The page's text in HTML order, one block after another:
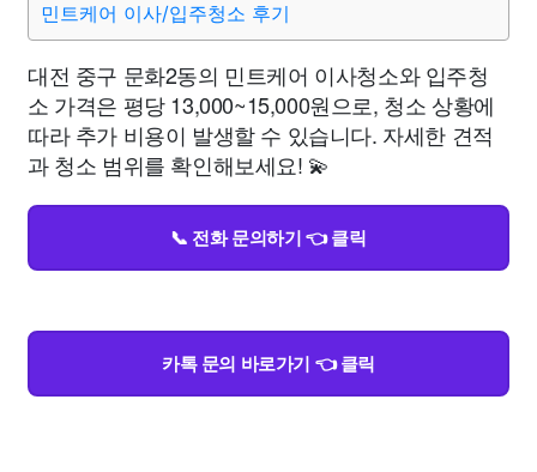
민트케어 이사/입주청소 후기
대전 중구 문화2동의 민트케어 이사청소와 입주청
소 가격은 평당 13,000~15,000원으로, 청소 상황에
따라 추가 비용이 발생할 수 있습니다. 자세한 견적
과 청소 범위를 확인해보세요! 💫
📞 전화 문의하기 👈 클릭
카톡 문의 바로가기 👈 클릭